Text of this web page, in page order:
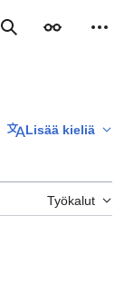
Haku Ulkoasu
Lisää kieliä
Työkalut